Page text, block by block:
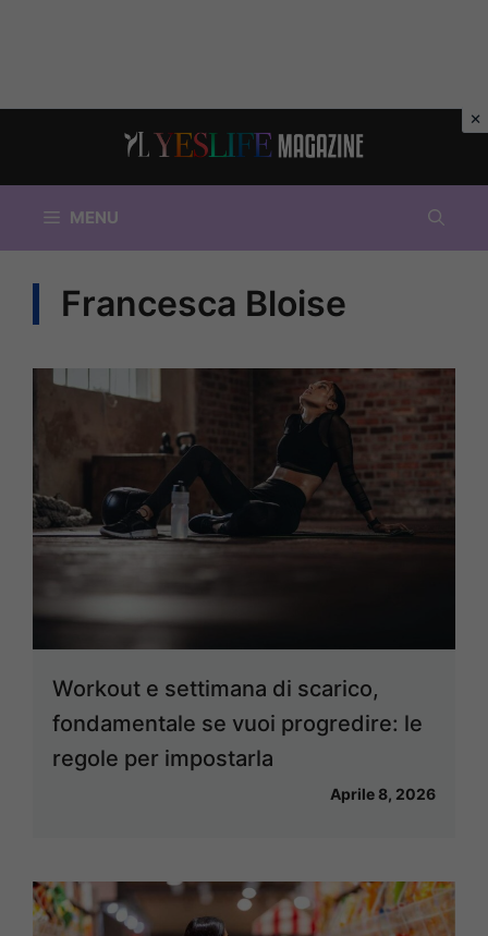
MENU
Francesca Bloise
Workout e settimana di scarico,
fondamentale se vuoi progredire: le
regole per impostarla
Aprile 8, 2026